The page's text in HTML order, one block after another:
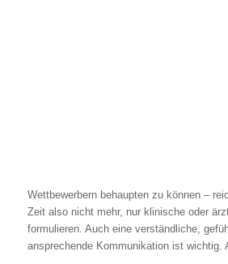
Wettbewerbern behaupten zu können –
Zeit also nicht mehr, nur klinische oder
formulieren. Auch eine verständliche,
ansprechende Kommunikation ist wichtig.